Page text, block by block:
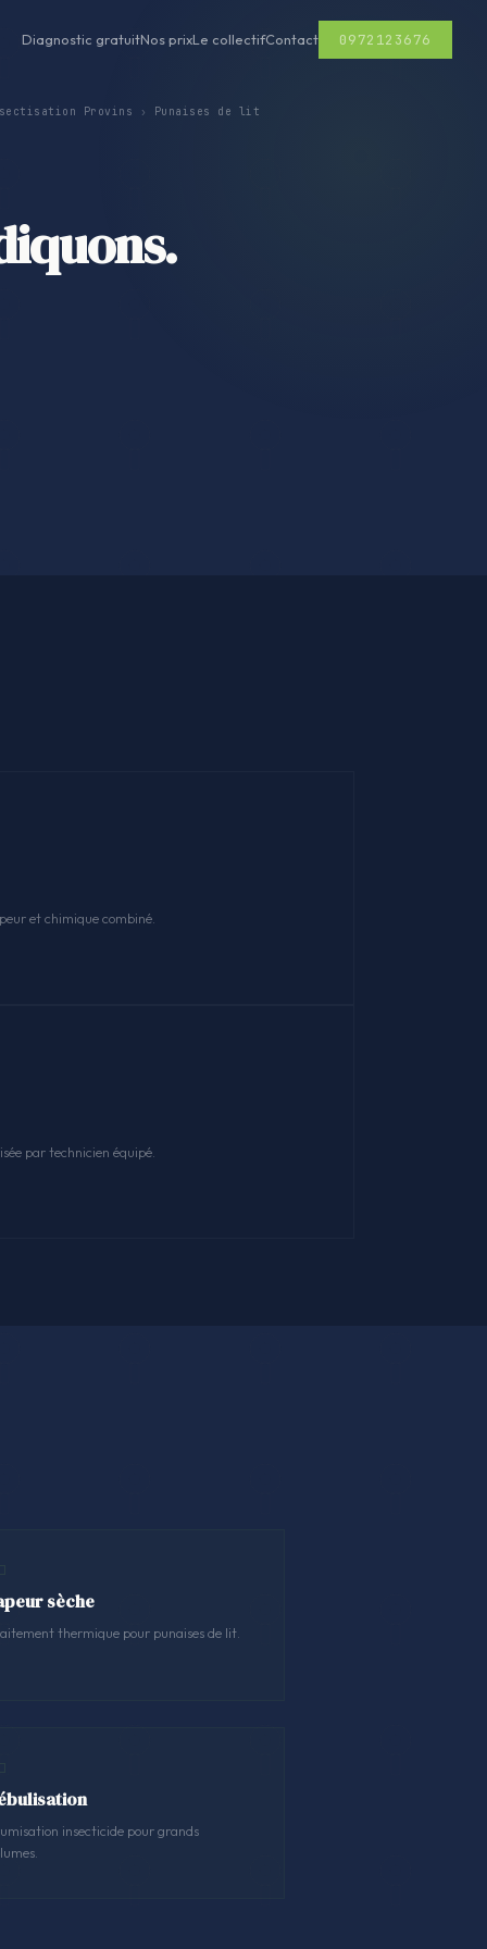
Diagnostic gratuitNos prixLe collectifContact 0972123676
Provins ›
Punaises de lit
et chimique combiné.
par technicien équipé.
sèche
thermique pour punaises de lit.
insecticide pour grands